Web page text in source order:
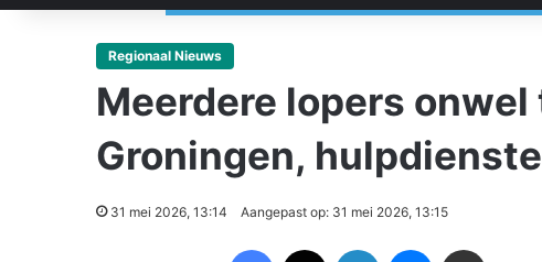
Regionaal Nieuws
Meerdere lopers
Groningen,
31 mei 2026, 13:14 Aangepast op: 31 mei 2026, 13:15